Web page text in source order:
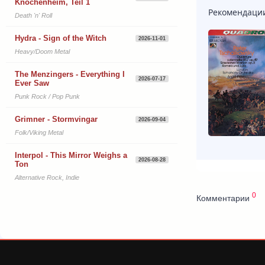
Комментарии 0
Knochenheim, Teil 1
Death 'n' Roll
Hydra - Sign of the Witch 2026-11-01
Heavy/Doom Metal
The Menzingers - Everything I
Ever Saw
2026-07-17
Punk Rock / Pop Punk
Grimner - Stormvingar 2026-09-04
Folk/Viking Metal
Interpol - This Mirror Weighs a
Ton
2026-08-28
Alternative Rock, Indie